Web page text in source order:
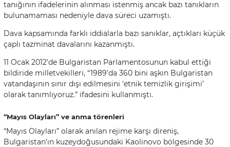
tanığının ifadelerinin alınması istenmiş ancak bazı tanıkların
bulunamaması nedeniyle dava süreci uzamıştı.
Dava kapsamında farklı iddialarla bazı sanıklar, açtıkları küçük
çaplı tazminat davalarını kazanmıştı.
11 Ocak 2012’de Bulgaristan Parlamentosunun kabul ettiği
bildiride milletvekilleri, “1989’da 360 bini aşkın Bulgaristan
vatandaşının sınır dışı edilmesini ‘etnik temizlik girişimi’
olarak tanımlıyoruz.” ifadesini kullanmıştı.
“Mayıs Olayları” ve anma törenleri
“Mayıs Olayları” olarak anılan rejime karşı direniş,
Bulgaristan’ın kuzeydoğusundaki Kaolinovo bölgesinde 30